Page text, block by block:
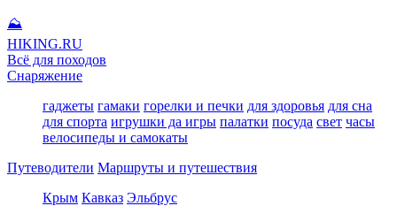
⛰
HIKING.RU
Всё для походов
Снаряжение
гаджеты гамаки горелки и печки для здоровья для сна
для спорта игрушки да игры палатки посуда свет часы
велосипеды и самокаты
Путеводители Маршруты и путешествия
Крым Кавказ Эльбрус